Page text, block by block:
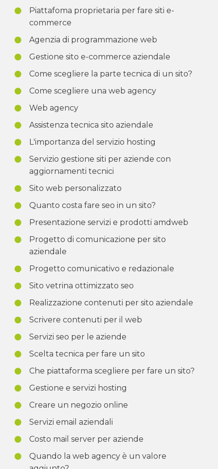
Piattafoma proprietaria per fare siti e-
commerce
Agenzia di programmazione web
Gestione sito e-commerce aziendale
Come scegliere la parte tecnica di un sito?
Come scegliere una web agency
Web agency
Assistenza tecnica sito aziendale
L'importanza del servizio hosting
Servizio gestione siti per aziende con
aggiornamenti tecnici
Sito web personalizzato
Quanto costa fare seo in un sito?
Presentazione servizi e prodotti amdweb
Progetto di comunicazione per sito
aziendale
Progetto comunicativo e redazionale
Sito vetrina ottimizzato seo
Realizzazione contenuti per sito aziendale
Scrivere contenuti per il web
Servizi seo per le aziende
Scelta tecnica per fare un sito
Che piattaforma scegliere per fare un sito?
Gestione e servizi hosting
Creare un negozio online
Servizi email aziendali
Costo mail server per aziende
Quando la web agency è un valore